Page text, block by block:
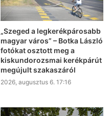
„Szeged a legkerékpárosabb
magyar város” – Botka László
fotókat osztott meg a
kiskundorozsmai kerékpárút
megújult szakaszáról
2026, augusztus 6. 17:16